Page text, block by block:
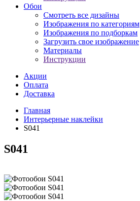
Обои
Смотреть все дизайны
Изображения по категориям
Изображения по подборкам
Загрузить свое изображение
Материалы
Инструкции
Акции
Оплата
Доставка
Главная
Интерьерные наклейки
S041
S041